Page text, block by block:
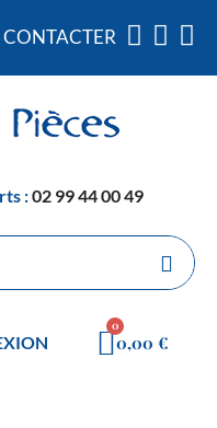
:02 99 44 00 49
0,00 €